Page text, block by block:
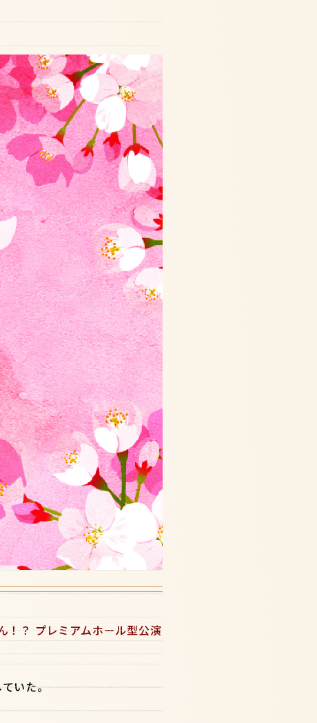
！？ プレミアムホール型公演
いた。